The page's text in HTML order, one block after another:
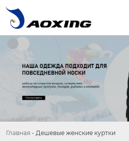
Главная - Дешевые женские куртки